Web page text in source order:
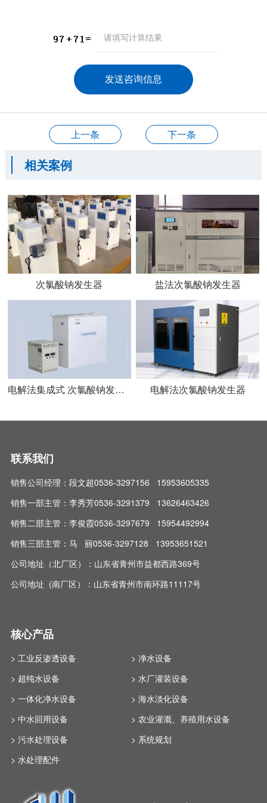
上一条 下一条
相关案例
次氯酸钠发生器 盐法次氯酸钠发生器
电解法集成式 次氯酸钠发生器 投加器 电解法次氯酸钠发生器
联系我们
销售公司经理：段文超0536-3297156 15953605335
销售一部主管：李秀芳0536-3291379 13626463426
销售二部主管：李俊霞0536-3297679 15954492994
销售三部主管：马 丽0536-3297128 13953651521
公司地址（北厂区）：山东省青州市益都西路369号
公司地址 (南厂区）：山东省青州市南环路11117号
核心产品
> 工业反渗透设备
> 净水设备
> 超纯水设备
> 水厂灌装设备
> 一体化净水设备
> 海水淡化设备
> 中水回用设备
> 农业灌溉、养殖用水设备
> 污水处理设备
> 系统规划
> 水处理配件